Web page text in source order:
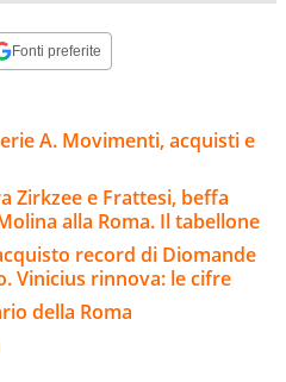
Fonti preferite
A. Movimenti, acquisti e
Zirkzee e Frattesi, beffa
alla Roma. Il tabellone
record di Diomande
Vinicius rinnova: le cifre
della Roma